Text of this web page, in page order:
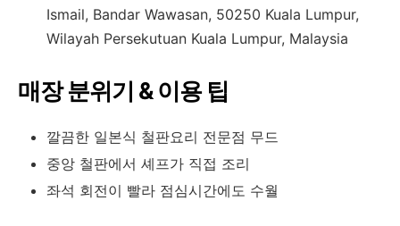
Ismail, Bandar Wawasan, 50250 Kuala Lumpur,
Wilayah Persekutuan Kuala Lumpur, Malaysia
매장 분위기 & 이용 팁
깔끔한 일본식 철판요리 전문점 무드
중앙 철판에서 셰프가 직접 조리
좌석 회전이 빨라 점심시간에도 수월